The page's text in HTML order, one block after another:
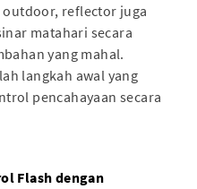
reflector juga
matahari secara
yang mahal.
langkah awal yang
pencahayaan secara
Flash dengan